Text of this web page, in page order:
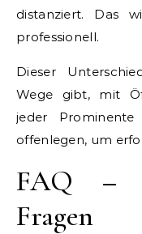
distanziert. Das
professionell.
Dieser
Wege gibt, mit
jeder
offenlegen, um
FAQ –
Fragen